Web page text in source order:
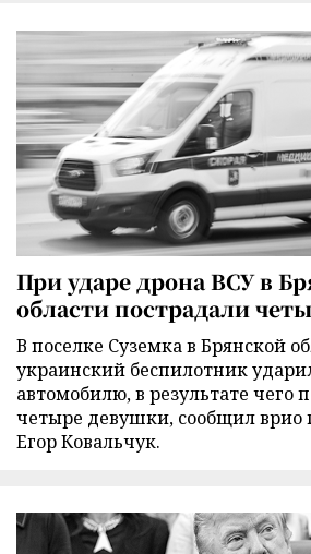
При ударе дрона ВСУ в
области пострадали
В поселке Суземка в Брянской
украинский беспилотник
автомобилю, в результате чего
четыре девушки, сообщил врио
Егор Ковальчук.